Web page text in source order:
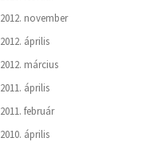
2012. november
2012. április
2012. március
2011. április
2011. február
2010. április